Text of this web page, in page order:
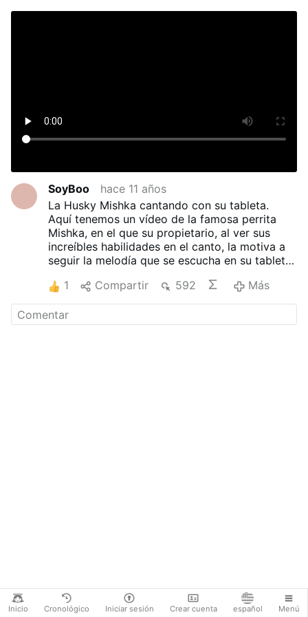
Inicio Cronológico Iniciar sesión Crear cuenta español Menú
SoyBoo
hace 11 años
La Husky Mishka cantando con su tableta.
Aquí tenemos un vídeo de la famosa perrita
Mishka, en el que su propietario, al ver sus
increíbles habilidades en el canto, la motiva a
seguir la melodía que se escucha en su tableta.
toda una artista!
1 Compartir 592 Más